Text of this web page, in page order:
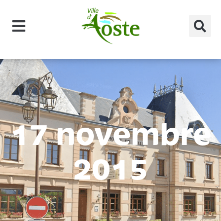
17 novembre
2015